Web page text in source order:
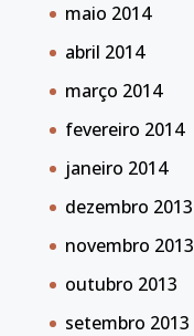
maio 2014
abril 2014
março 2014
fevereiro 2014
janeiro 2014
dezembro 2013
novembro 2013
outubro 2013
setembro 2013